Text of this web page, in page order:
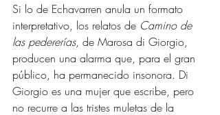
Si lo de Echavarren anula un formato
interpretativo, los relatos de Camino de
las pedererías, de Marosa di Giorgio,
producen una alarma que, para el gran
público, ha permanecido insonora. Di
Giorgio es una mujer que escribe, pero
no recurre a las tristes muletas de la